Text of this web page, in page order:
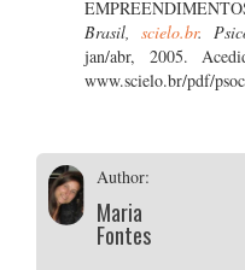
Brasil,scielo.br.
jan/abr, 2005.
www.scielo.br/pdf/
Author:
Maria
Fontes